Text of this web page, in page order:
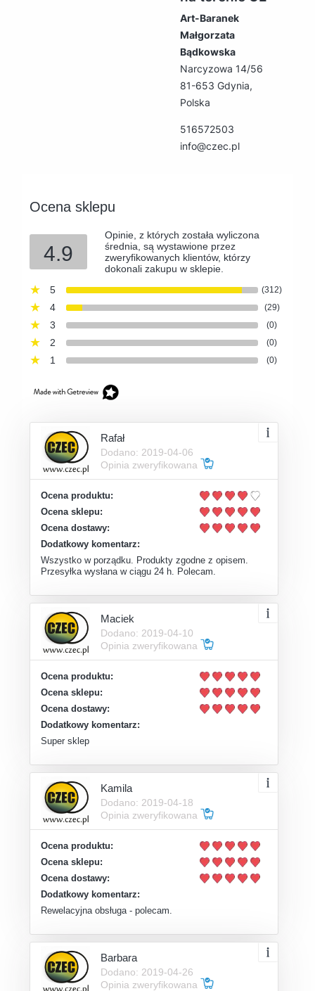
Art-Baranek
Małgorzata
Bądkowska
Narcyzowa 14/56
81-653 Gdynia,
Polska
516572503
info@czec.pl
Ocena sklepu
4.9
Opinie, z których została wyliczona
średnia, są wystawione przez
zweryfikowanych klientów, którzy
dokonali zakupu w sklepie.
5
(312)
4 (29)
3 (0)
2 (0)
1 (0)
Rafał
Dodano: 2019-04-06
Opinia zweryfikowana
Ocena produktu:
Ocena sklepu:
Ocena dostawy:
Dodatkowy komentarz:
Wszystko w porządku. Produkty zgodne z opisem.
Przesyłka wysłana w ciągu 24 h. Polecam.
Maciek
Dodano: 2019-04-10
Opinia zweryfikowana
Ocena produktu:
Ocena sklepu:
Ocena dostawy:
Dodatkowy komentarz:
Super sklep
Kamila
Dodano: 2019-04-18
Opinia zweryfikowana
Ocena produktu:
Ocena sklepu:
Ocena dostawy:
Dodatkowy komentarz:
Rewelacyjna obsługa - polecam.
Barbara
Dodano: 2019-04-26
Opinia zweryfikowana